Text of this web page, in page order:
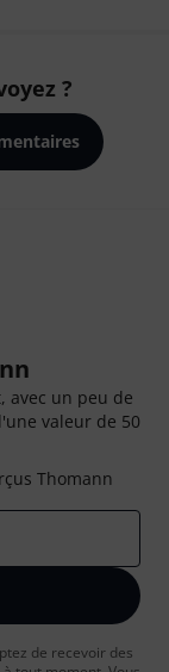
?
avec un peu de
valeur de 50
Thomann
de recevoir des